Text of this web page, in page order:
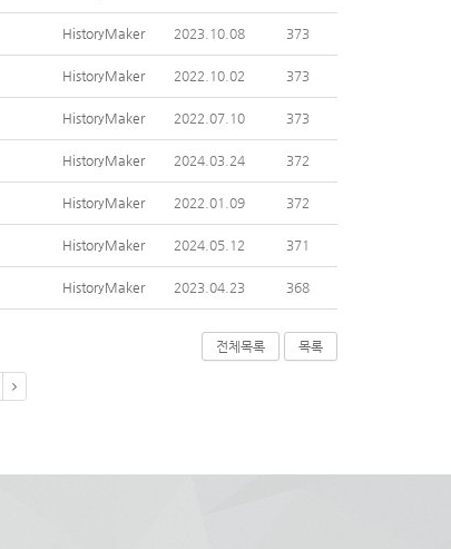
HistoryMaker 2023.10.08 373
HistoryMaker 2022.10.02 373
HistoryMaker 2022.07.10 373
HistoryMaker 2024.03.24 372
HistoryMaker 2022.01.09 372
HistoryMaker 2024.05.12 371
HistoryMaker 2023.04.23 368
전체목록 목록